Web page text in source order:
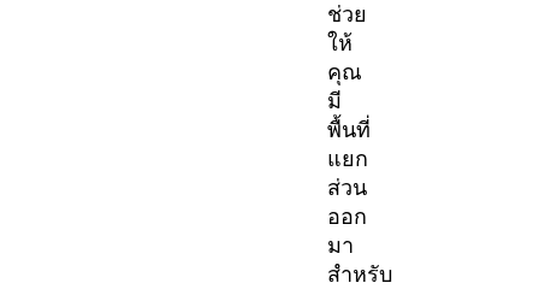
ช่วย
ให้
คุณ
มี
พื้นที่
แยก
ส่วน
ออก
มา
สำหรับ